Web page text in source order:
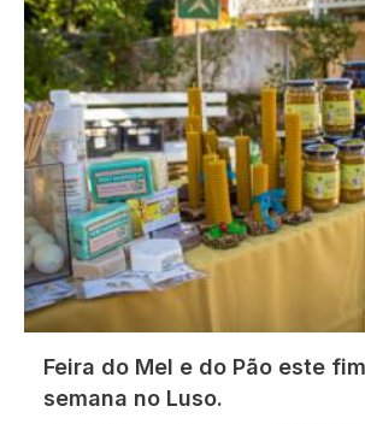
Feira do Mel e do Pão este
semana no Luso.